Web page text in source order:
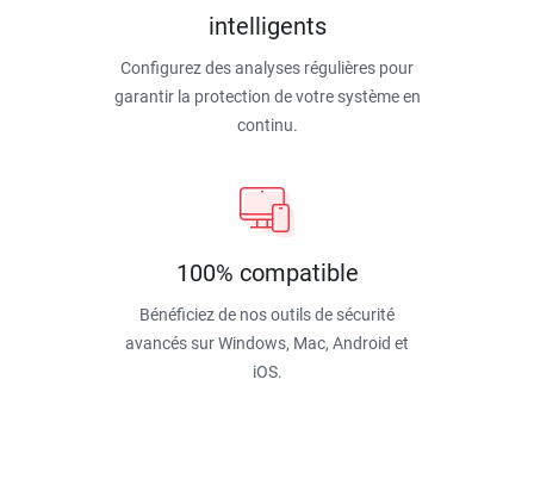
intelligents
Configurez des analyses régulières pour
garantir la protection de votre système en
continu.
100% compatible
Bénéficiez de nos outils de sécurité
avancés sur Windows, Mac, Android et
iOS.